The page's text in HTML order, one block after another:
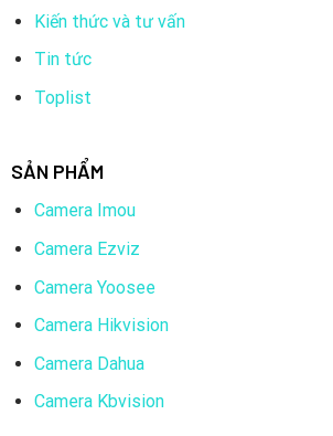
Kiến thức và tư vấn
Tin tức
Toplist
SẢN PHẨM
Camera Imou
Camera Ezviz
Camera Yoosee
Camera Hikvision
Camera Dahua
Camera Kbvision